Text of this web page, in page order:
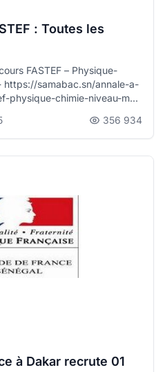
: Toutes les
FASTEF – Physique-
https://samabac.sn/annale-a-
physique-chimie-niveau-m...
356 934
à Dakar recrute 01